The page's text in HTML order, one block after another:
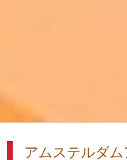
アムステルダ